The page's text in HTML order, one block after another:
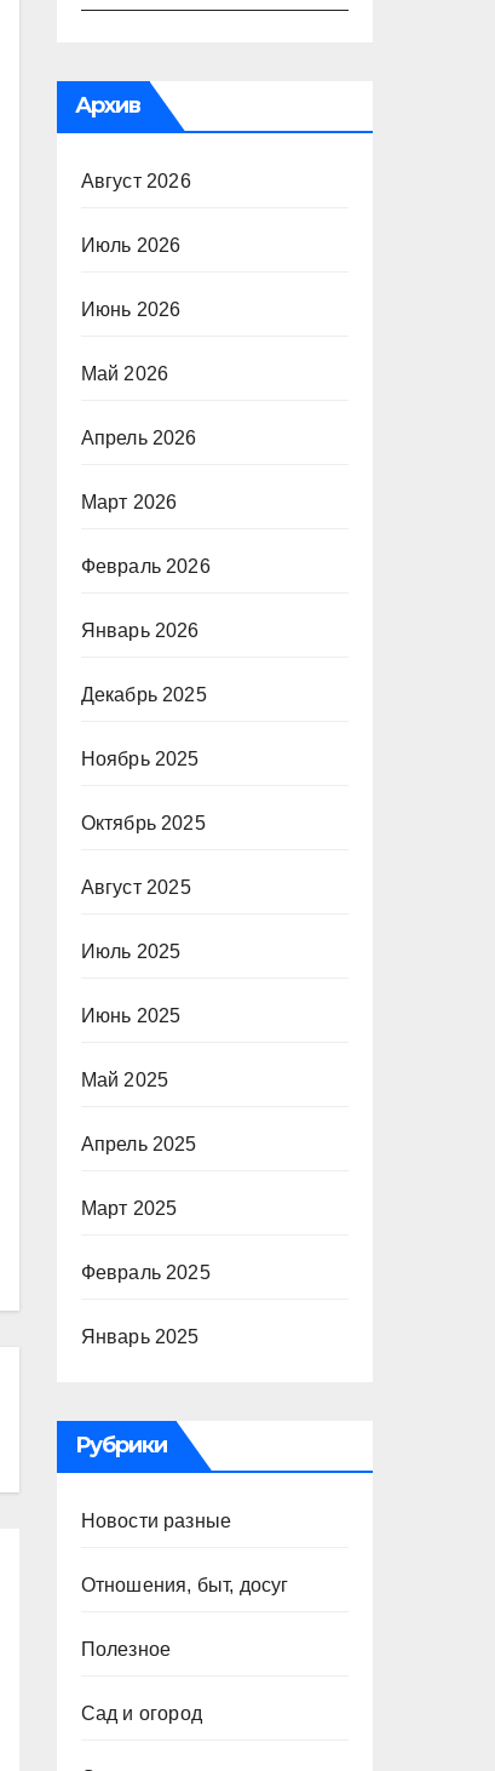
Архив
Август 2026
Июль 2026
Июнь 2026
Май 2026
Апрель 2026
Март 2026
Февраль 2026
Январь 2026
Декабрь 2025
Ноябрь 2025
Октябрь 2025
Август 2025
Июль 2025
Июнь 2025
Май 2025
Апрель 2025
Март 2025
Февраль 2025
Январь 2025
Рубрики
Новости разные
Отношения, быт, досуг
Полезное
Сад и огород